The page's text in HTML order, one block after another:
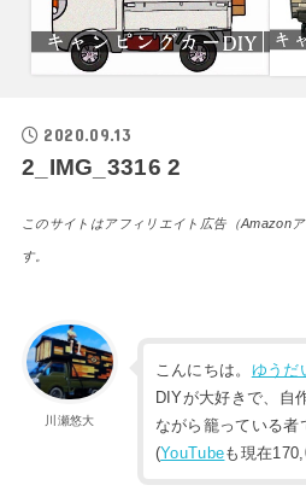
2020.09.13
2_IMG_3316 2
このサイトはアフィリエイト広告（Amazon
す。
川瀬悠大
こんにちは。 ゆうだ
DIYが大好きで、自
ながら籠っている者
(YouTubeも現在